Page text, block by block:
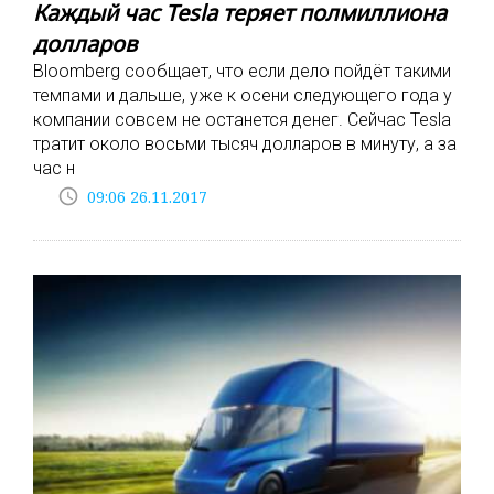
Каждый час Tesla теряет полмиллиона
долларов
Bloomberg сообщает, что если дело пойдёт такими
темпами и дальше, уже к осени следующего года у
компании совсем не останется денег. Сейчас Tesla
тратит около восьми тысяч долларов в минуту, а за
час н
access_time 09:06 26.11.2017